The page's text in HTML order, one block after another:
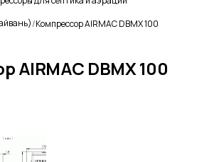
Компрессор AIRMAC DBMX 100
AIRMAC DBMX 100